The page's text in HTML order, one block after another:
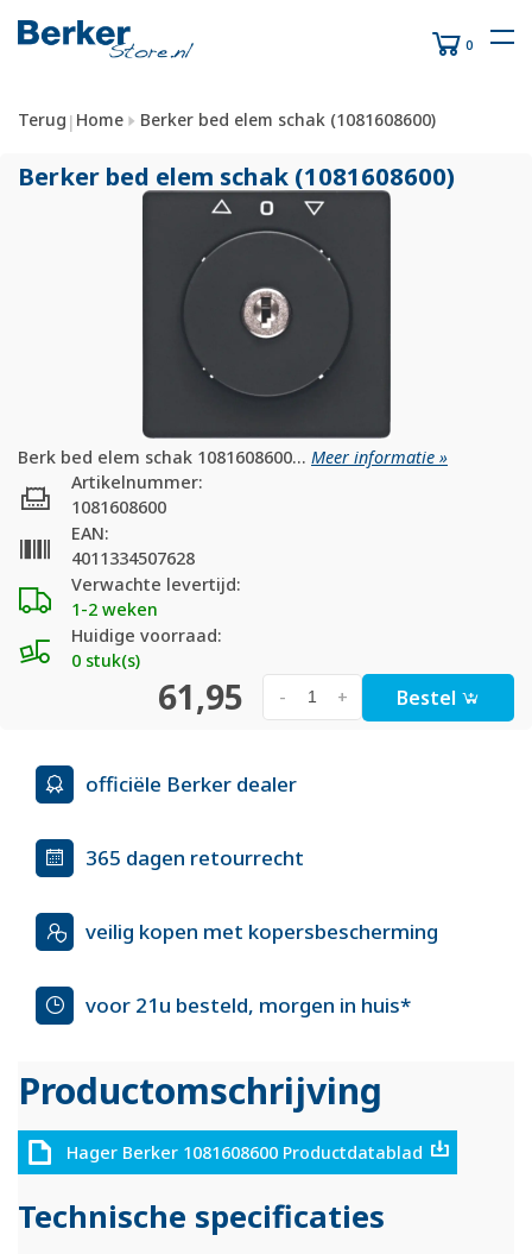
0
Terug | Home Berker bed elem schak (1081608600)
Berker bed elem schak (1081608600)
Berk bed elem schak 1081608600... Meer informatie »
Verwachte levertijd:
1-2 weken
Huidige voorraad:
0 stuk(s)
Artikelnummer:
1081608600
EAN:
4011334507628
61,95 +
- Bestel
officiële Berker dealer
365 dagen retourrecht
veilig kopen met kopersbescherming
voor 21u besteld, morgen in huis*
Productomschrijving
Hager Berker 1081608600 Productdatablad
Technische specificaties